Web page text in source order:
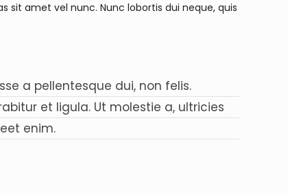
sit amet vel nunc. Nunc lobortis dui neque, quis
a pellentesque dui, non felis.
et ligula. Ut molestie a, ultricies
enim.